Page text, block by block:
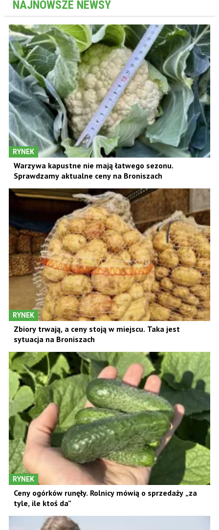
NAJNOWSZE NEWSY
RYNEK
Warzywa kapustne nie mają łatwego sezonu.
Sprawdzamy aktualne ceny na Broniszach
RYNEK
Zbiory trwają, a ceny stoją w miejscu. Taka jest
sytuacja na Broniszach
RYNEK
Ceny ogórków runęły. Rolnicy mówią o sprzedaży „za
tyle, ile ktoś da”